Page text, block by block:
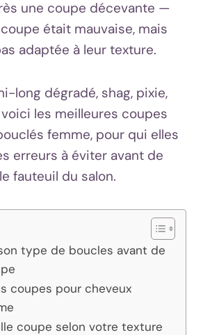
une coupe décevante —
était mauvaise, mais
adaptée à leur texture.
long dégradé, shag, pixie,
les meilleures coupes
femme, pour qui elles
erreurs à éviter avant de
fauteuil du salon.
type de boucles avant de
coupes pour cheveux
coupe selon votre texture